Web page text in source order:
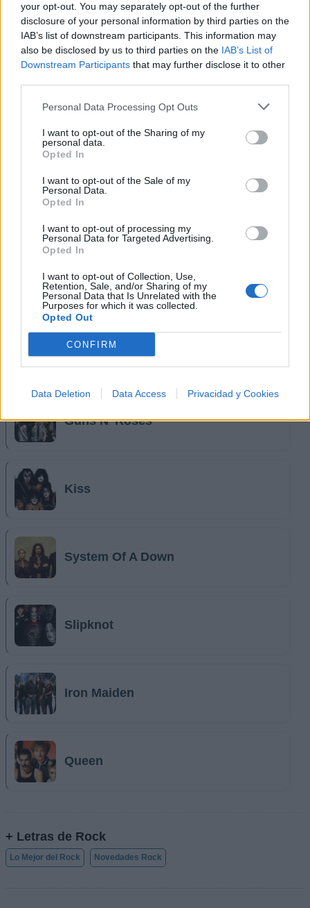
your opt-out. You may separately opt-out of the further
disclosure of your personal information by third parties on the
IAB’s list of downstream participants. This information may
also be disclosed by us to third parties on the IAB’s List of
Downstream Participants that may further disclose it to other
Personal Data Processing Opt Outs
I want to opt-out of the Sharing of my
personal data.
Opted In
I want to opt-out of the Sale of my
Personal Data.
Opted In
I want to opt-out of processing my
Personal Data for Targeted Advertising.
Opted In
I want to opt-out of Collection, Use,
Retention, Sale, and/or Sharing of my
Personal Data that Is Unrelated with the
Purposes for which it was collected.
Opted Out
CONFIRM
Data Deletion Data Access Privacidad y Cookies
Música Relacionada
Metallica
Aerosmith
Guns N' Roses
Kiss
System Of A Down
Slipknot
Iron Maiden
Queen
+ Letras de Rock
Lo Mejor del Rock Novedades Rock